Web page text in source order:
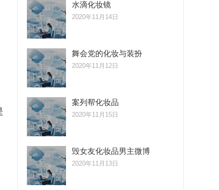
水滴化妆镜
2020年11月14日
舞会党的化妆与装扮
2020年11月12日
案列帮化妆品
2020年11月15日
毁女友化妆品男主微博
2020年11月13日